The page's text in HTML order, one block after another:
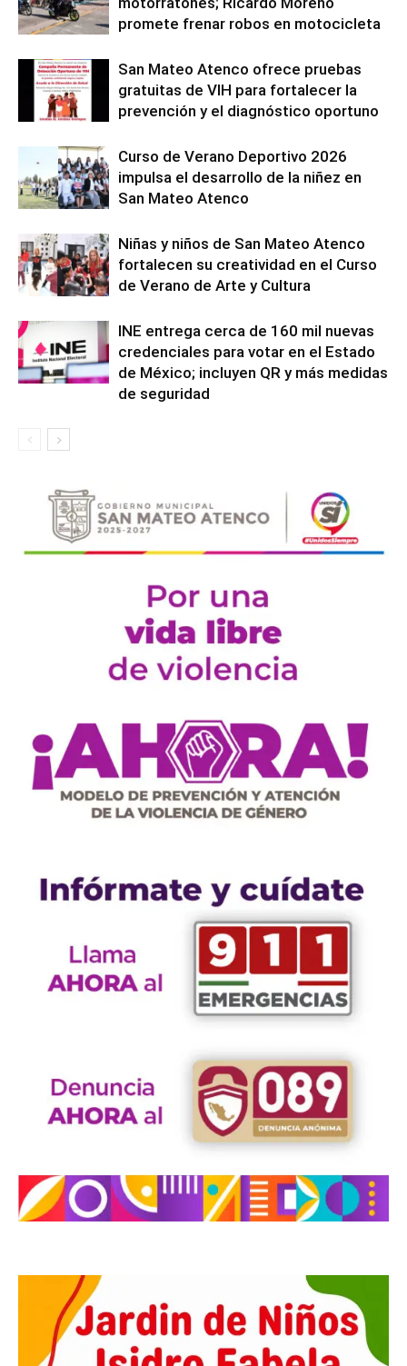
promete frenar robos en motocicleta
San Mateo Atenco ofrece pruebas
gratuitas de VIH para fortalecer la
prevención y el diagnóstico oportuno
Curso de Verano Deportivo 2026
impulsa el desarrollo de la niñez en
San Mateo Atenco
Niñas y niños de San Mateo Atenco
fortalecen su creatividad en el Curso
de Verano de Arte y Cultura
INE entrega cerca de 160 mil nuevas
credenciales para votar en el Estado
de México; incluyen QR y más medidas
de seguridad